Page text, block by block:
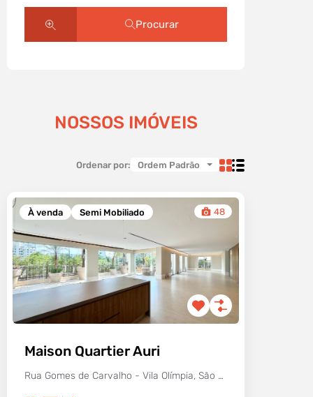
Procurar
NOSSOS IMÓVEIS
Ordenar por: Ordem Padrão
À venda Semi Mobiliado 48
Maison Quartier Auri
Rua Gomes de Carvalho - Vila Olímpia, São Paulo - SP, Brasil